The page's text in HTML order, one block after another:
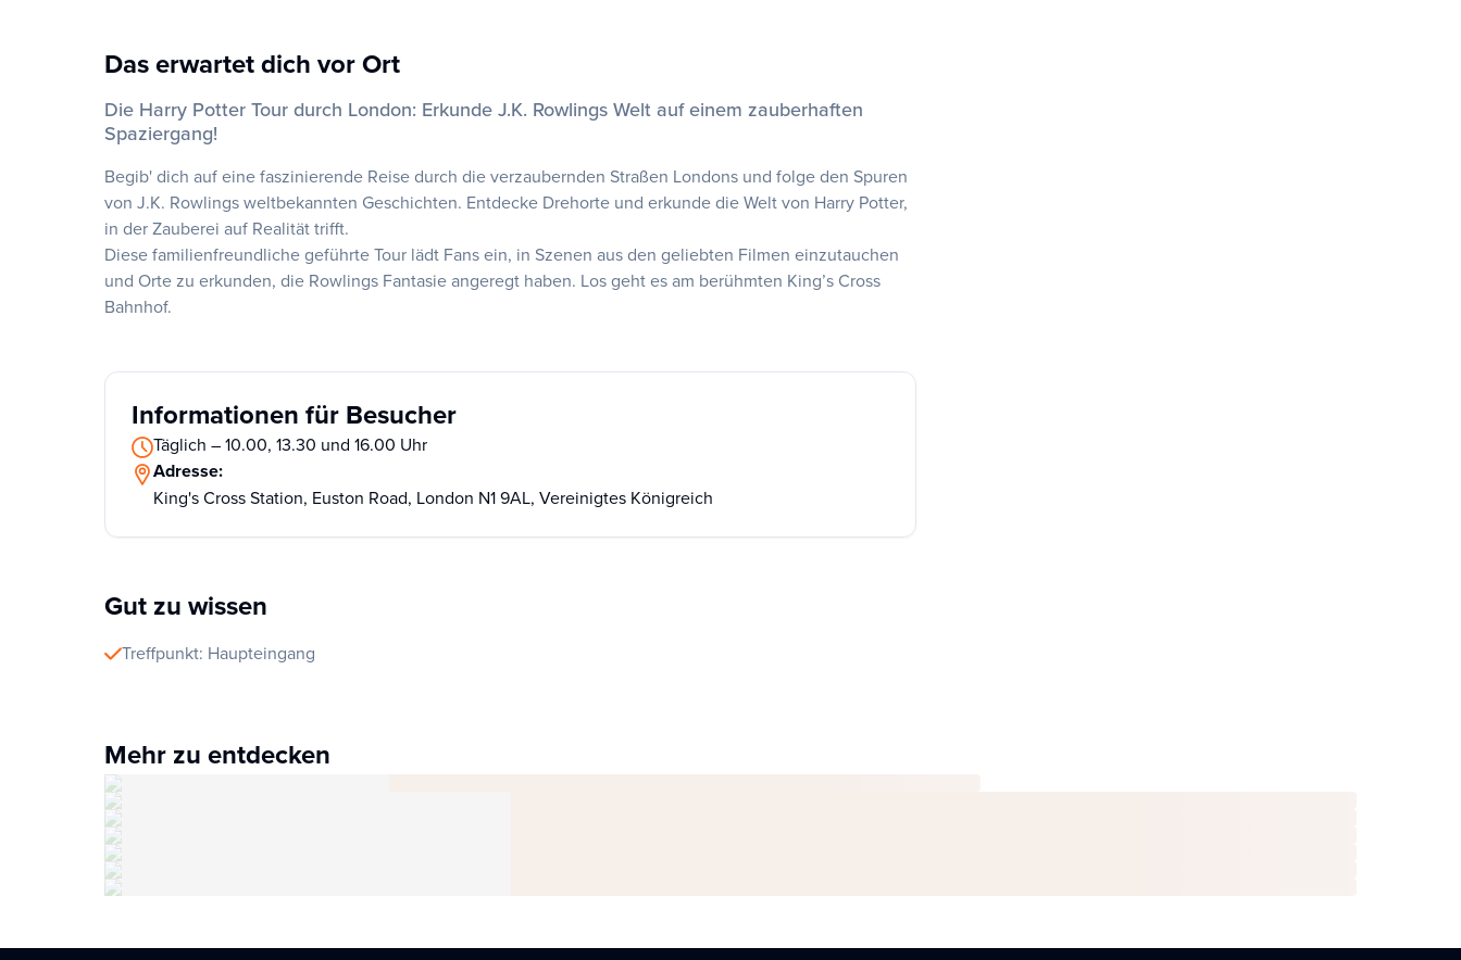
Das erwartet dich vor Ort
Die Harry Potter Tour durch London: Erkunde J.K. Rowlings Welt auf einem zauberhaften
Spaziergang!
Begib' dich auf eine faszinierende Reise durch die verzaubernden Straßen Londons und folge den Spuren
von J.K. Rowlings weltbekannten Geschichten. Entdecke Drehorte und erkunde die Welt von Harry Potter,
in der Zauberei auf Realität trifft.
Diese familienfreundliche geführte Tour lädt Fans ein, in Szenen aus den geliebten Filmen einzutauchen
und Orte zu erkunden, die Rowlings Fantasie angeregt haben. Los geht es am berühmten King’s Cross
Bahnhof.
Informationen für Besucher
Täglich – 10.00, 13.30 und 16.00 Uhr
Adresse:
King's Cross Station, Euston Road, London N1 9AL, Vereinigtes Königreich
Gut zu wissen
Treffpunkt: Haupteingang
Mehr zu entdecken